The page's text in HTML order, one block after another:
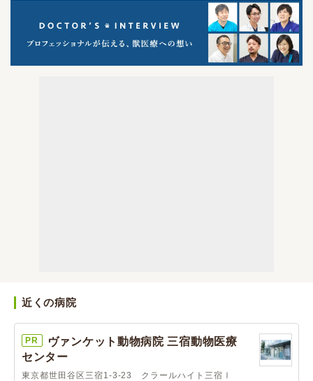
近くの病院
PR
ヴァンケット動物病院 三宿動物医療
センター
東京都世田谷区三宿1-3-23 クラールハイト三宿Ⅰ